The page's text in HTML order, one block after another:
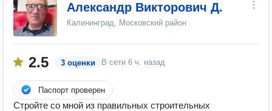
Александр Викторович Д.
Калининград, Московский район
2.5 3 оценки В сети 6 ч. назад
Паспорт проверен
Стройте со мной из правильных строительных